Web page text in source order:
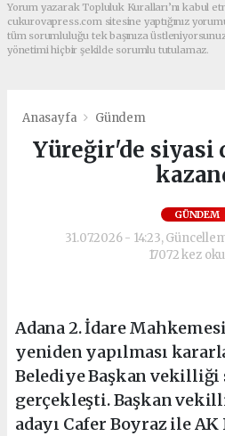
Yorum yazarak Topluluk Kuralları’nı kabul
cukurovapress.com sitesine yaptığınız
tüm sorumluluğu tek başınıza
yönetimi hiçbir şekilde sorumlu tutulamaz.
Anasayfa Gündem
Yüreğir'de siyasi
GÜNDEM
31.07.2026 - 14:23,
17072 kez
Adana 2. İdare
yeniden yapılması
Belediye Başkan vekilliği
gerçekleşti. Başkan
adayı Cafer Boyraz ile